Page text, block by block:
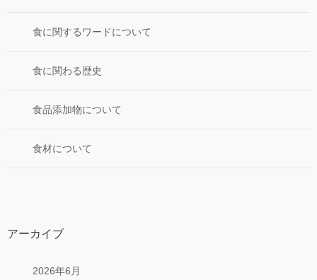
食に関するワードについて
食に関わる歴史
食品添加物について
食材について
アーカイブ
2026年6月